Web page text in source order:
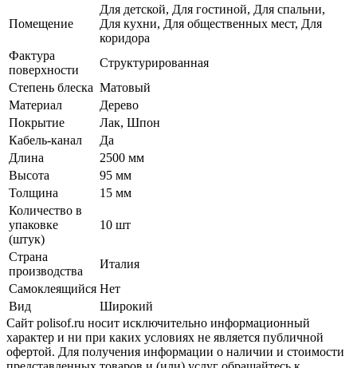
Помещение
Для детской, Для гостиной, Для спальни,
Для кухни, Для общественных мест, Для
коридора
Фактура
поверхности
Структурированная
Степень блеска Матовый
Материал
Дерево
Покрытие
Лак, Шпон
Кабель-канал
Да
Длина
2500 мм
Высота
95 мм
Толщина
15 мм
Количество в
упаковке
(штук)
10 шт
Страна
производства
Италия
Самоклеящийся Нет
Вид
Широкий
Сайт polisof.ru носит исключительно информационный
характер и ни при каких условиях не является публичной
офертой. Для получения информации о наличии и стоимости